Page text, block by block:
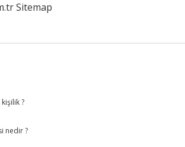
Sitemap
?
nedir ?